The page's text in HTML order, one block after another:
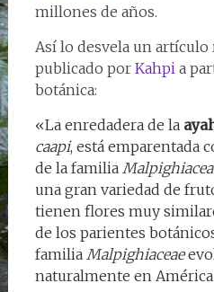
millones de años.
Así lo desvela un
publicado por Kahpi a
botánica:
«La enredadera de la
caapi, está emparentada
de la familia
una gran variedad de
tienen flores muy
de los parientes
familia Malpighiaceae
naturalmente en